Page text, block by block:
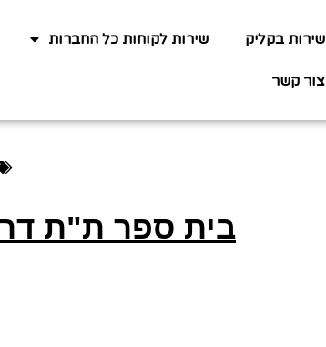
שירות בקליק שירות לקוחות כל החברות
צור קשר
בית ספר ת"ת